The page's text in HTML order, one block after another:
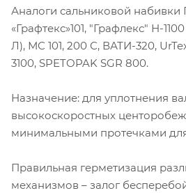
Аналоги сальниковой набивки
«Графтекс»101, "Графлекс" Н-
Л), МС 101, 200 С, ВАТИ-320,
3100, SPETOPAK SGR 800.
Назначение: для уплотнения
высокоскоростных
минимальными протечками
Правильная герметизация
механизмов – залог